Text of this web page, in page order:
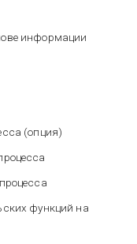
информации
(опция)
функций на